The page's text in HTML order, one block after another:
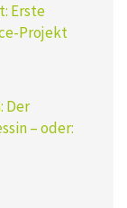
Erste
Projekt
Der
– oder: